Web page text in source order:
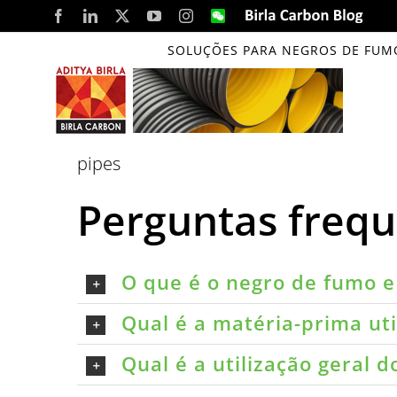
to
content
FacebookLinkedIn YouTubeInstagram
WeChatBirla
Carbon
Blog
SOLUÇÕES PARA NEGROS DE
pipes
Perguntas
O que é o negro de fumo
Qual é a matéria-prima
Qual é a utilização geral